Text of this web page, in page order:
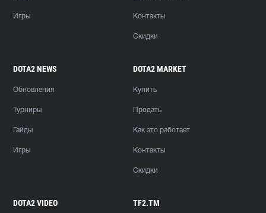
Игры Контакты
Скидки
DOTA2 NEWS
Обновления
Турниры
Гайды
Игры
DOTA2 MARKET
Купить
Продать
Как это работает
Контакты
Скидки
DOTA2 VIDEO TF2.TM